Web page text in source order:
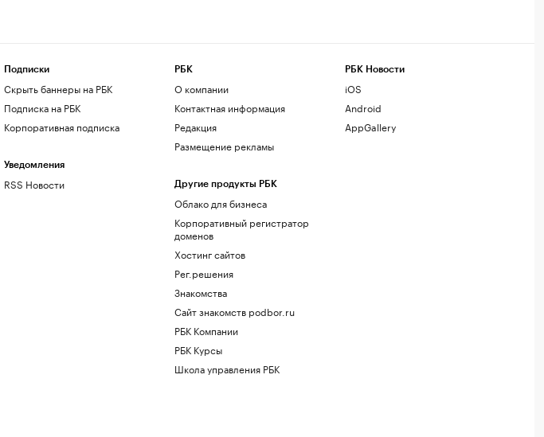
Подписки
Скрыть баннеры на РБК
Подписка на РБК
Корпоративная подписка
Уведомления
RSS Новости
РБК
О компании
Контактная информация
Редакция
Размещение рекламы
Другие продукты РБК
Облако для бизнеса
Корпоративный регистратор
доменов
Хостинг сайтов
Рег.решения
Знакомства
Сайт знакомств podbor.ru
РБК Компании
РБК Курсы
Школа управления РБК
РБК Новости
iOS
Android
AppGallery